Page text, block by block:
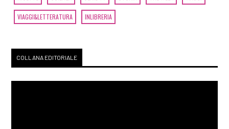
VIAGGI&LETTERATURA INLIBRERIA
COLLANA EDITORIALE